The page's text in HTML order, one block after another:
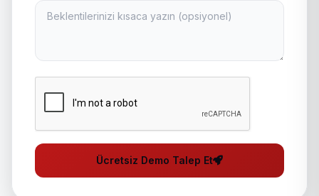
Ücretsiz Demo Talep Et